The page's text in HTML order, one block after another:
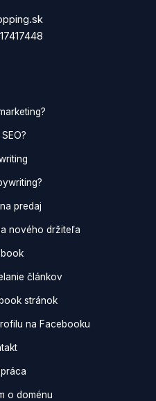
predaj
nového držiteľa
článkov
stránok
na Facebooku
o doménu